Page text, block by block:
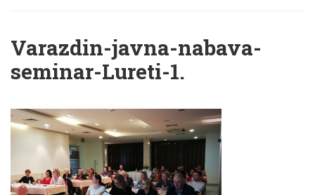
Varazdin-javna-nabava-
seminar-Lureti-1.